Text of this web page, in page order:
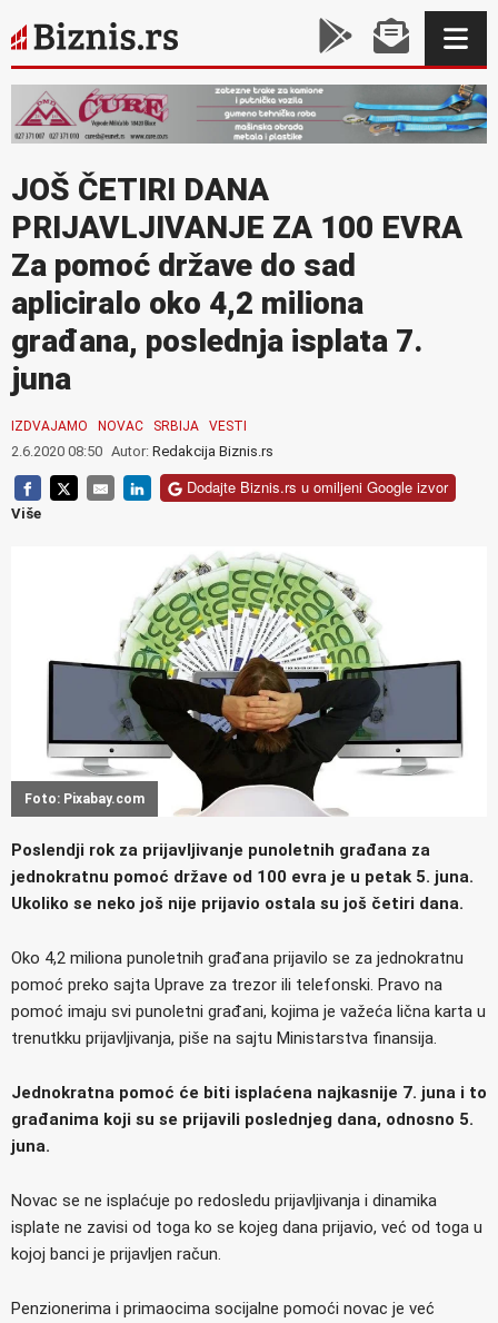
JOŠ ČETIRI DANA
PRIJAVLJIVANJE ZA 100 EVRA
Za pomoć države do sad
apliciralo oko 4,2 miliona
građana, poslednja isplata 7.
juna
IZDVAJAMO NOVAC SRBIJA VESTI
2.6.2020 08:50 Autor: Redakcija Biznis.rs
Dodajte Biznis.rs u omiljeni Google izvor
Više
Foto: Pixabay.com
Poslendji rok za prijavljivanje punoletnih građana za
jednokratnu pomoć države od 100 evra je u petak 5. juna.
Ukoliko se neko još nije prijavio ostala su još četiri dana.
Oko 4,2 miliona punoletnih građana prijavilo se za jednokratnu
pomoć preko sajta Uprave za trezor ili telefonski. Pravo na
pomoć imaju svi punoletni građani, kojima je važeća lična karta u
trenutkku prijavljivanja, piše na sajtu Ministarstva finansija.
Jednokratna pomoć će biti isplaćena najkasnije 7. juna i to
građanima koji su se prijavili poslednjeg dana, odnosno 5.
juna.
Novac se ne isplaćuje po redosledu prijavljivanja i dinamika
isplate ne zavisi od toga ko se kojeg dana prijavio, već od toga u
kojoj banci je prijavljen račun.
Penzionerima i primaocima socijalne pomoći novac je već